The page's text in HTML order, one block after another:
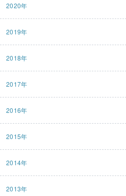
2020年
2019年
2018年
2017年
2016年
2015年
2014年
2013年